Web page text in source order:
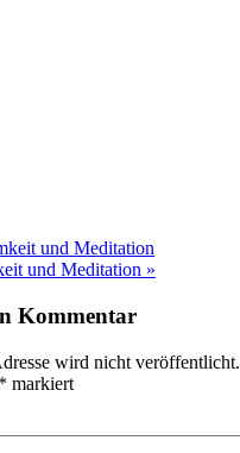
und Meditation
und Meditation »
Kommentar
wird nicht veröffentlicht.
* markiert